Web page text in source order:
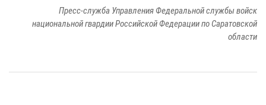
Пресс-служба Управления Федеральной службы войск
национальной гвардии Российской Федерации по Саратовской
области